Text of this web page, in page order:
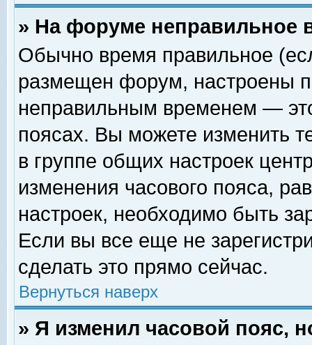
» На форуме неправильное
Обычно время правильное
размещен форум, настроены
неправильным временем —
поясах. Вы можете изменить
в группе общих настроек
изменения часового пояса,
настроек, необходимо быть
Если вы все еще не
сделать это прямо сейчас.
Вернуться наверх
» Я изменил часовой пояс,